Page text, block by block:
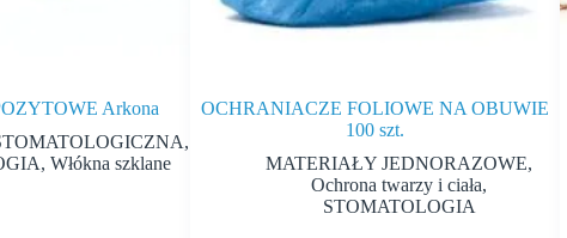
Arkona
,
,Włókna szklane
OCHRANIACZE FOLIOWE NA OBUWIE
100 szt.
MATERIAŁY JEDNORAZOWE,
Ochrona twarzy i ciała,
STOMATOLOGIA